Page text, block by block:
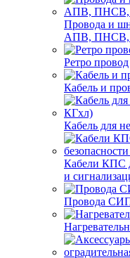
Провода и
АПВ,
Ретро провод
Кабель и
Кабель для
Кабели КПС
и
Провода